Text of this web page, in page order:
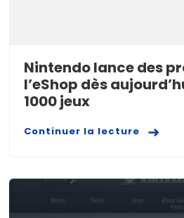
Nintendo lance des
l’eShop dès
1000 jeux
Continuer la lecture